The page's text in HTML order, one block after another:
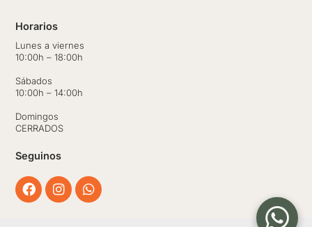
Horarios
Lunes a viernes
10:00h – 18:00h
Sábados
10:00h – 14:00h
Domingos
CERRADOS
Seguinos
Facebook
InstagramWhatsapp